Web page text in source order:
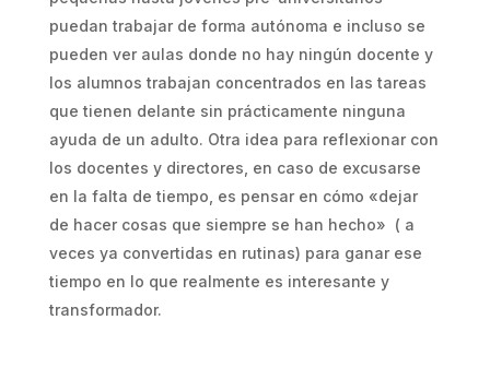
puedan trabajar de forma autónoma e incluso se
pueden ver aulas donde no hay ningún docente y
los alumnos trabajan concentrados en las tareas
que tienen delante sin prácticamente ninguna
ayuda de un adulto. Otra idea para reflexionar con
los docentes y directores, en caso de excusarse
en la falta de tiempo, es pensar en cómo «dejar
de hacer cosas que siempre se han hecho» ( a
veces ya convertidas en rutinas) para ganar ese
tiempo en lo que realmente es interesante y
transformador.